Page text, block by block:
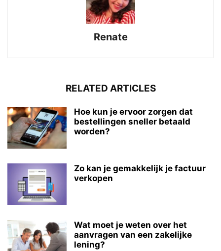
Renate
RELATED ARTICLES
Hoe kun je ervoor zorgen dat
bestellingen sneller betaald
worden?
Zo kan je gemakkelijk je factuur
verkopen
Wat moet je weten over het
aanvragen van een zakelijke
lening?